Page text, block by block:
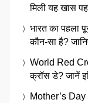
मिली यह खास
भारत का पहला
कौन-सा है?
World Red
क्रॉस डे? जानें
Mother’s Day